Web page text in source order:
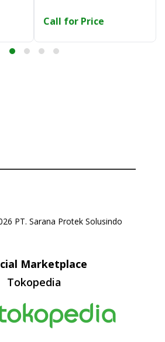
Call for Price
PT. Sarana Protek Solusindo
Marketplace
Tokopedia